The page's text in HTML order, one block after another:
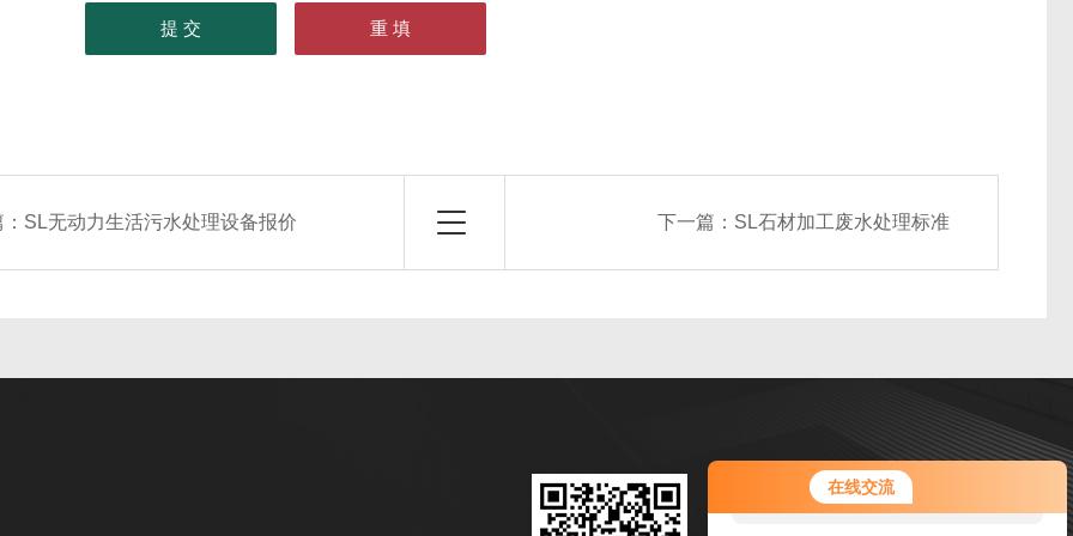
在线交流
您好！欢迎前来咨询，很高兴为您
服务，请问您要咨询什么问题呢？
SL无动力生活污水处理设备报价 下一篇： SL石材加工废水处理标准
扫码加微信